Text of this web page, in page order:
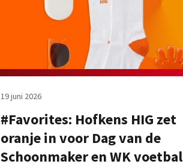
19 juni 2026
#Favorites: Hofkens HIG zet
oranje in voor Dag van de
Schoonmaker en WK voetbal